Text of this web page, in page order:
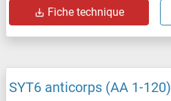
Fiche technique
SYT6 anticorps (AA 1-120)